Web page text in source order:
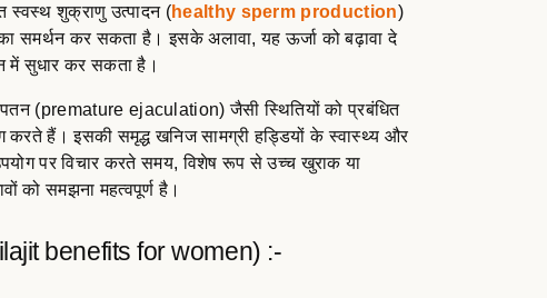
स्वस्थ शुक्राणु उत्पादन (healthy sperm production)
समर्थन कर सकता है। इसके अलावा, यह ऊर्जा को बढ़ावा दे
में सुधार कर सकता है।
(premature ejaculation) जैसी स्थितियों को प्रबंधित
हैं। इसकी समृद्ध खनिज सामग्री हड्डियों के स्वास्थ्य और
पर विचार करते समय, विशेष रूप से उच्च खुराक या
को समझना महत्वपूर्ण है।
benefits for women) :-